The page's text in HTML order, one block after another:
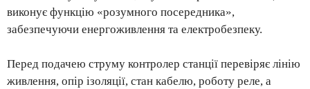
виконує функцію «розумного посередника»,
забезпечуючи енергоживлення та електробезпеку.
Перед подачею струму контролер станції перевіряє лінію
живлення, опір ізоляції, стан кабелю, роботу реле, а